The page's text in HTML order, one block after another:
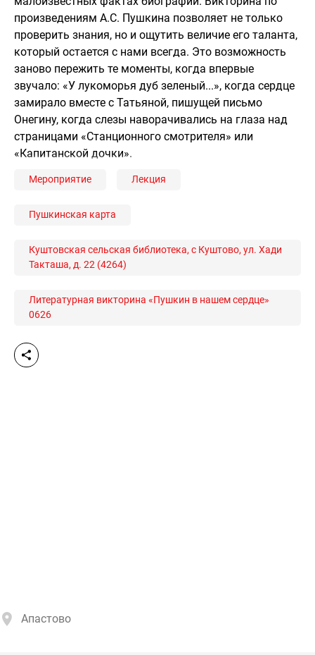
произведениям А.С. Пушкина позволяет не только
проверить знания, но и ощутить величие его таланта,
который остается с нами всегда. Это возможность
заново пережить те моменты, когда впервые
звучало: «У лукоморья дуб зеленый...», когда сердце
замирало вместе с Татьяной, пишущей письмо
Онегину, когда слезы наворачивались на глаза над
страницами «Станционного смотрителя» или
«Капитанской дочки».
Мероприятие Лекция
Пушкинская карта
Куштовская сельская библиотека, с Куштово, ул. Хади
Такташа, д. 22 (4264)
Литературная викторина «Пушкин в нашем сердце»
0626
Апастово